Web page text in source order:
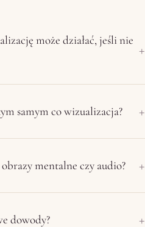
może działać, jeśli nie
samym co wizualizacja?
mentalne czy audio?
dowody?